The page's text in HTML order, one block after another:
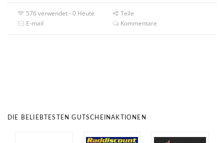
576 verwendet - 0 Heute
Teile
E-mail
Kommentare
DIE BELIEBTESTEN GUTSCHEINAKTIONEN